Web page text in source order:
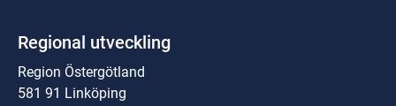
Regional utveckling
Region Östergötland
581 91 Linköping